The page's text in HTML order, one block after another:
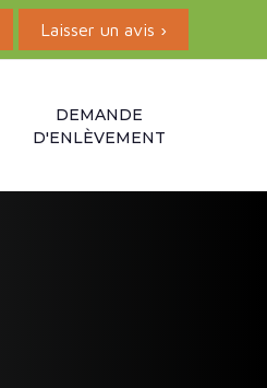
Laisser un avis ›
DEMANDE
D'ENLÈVEMENT